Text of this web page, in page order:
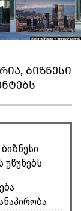
ბიზნესი
უწუნებს